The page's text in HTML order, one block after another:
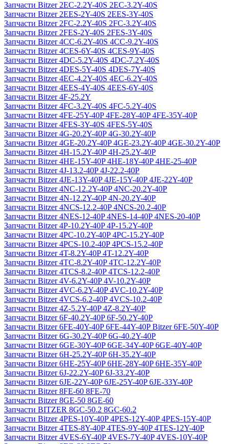
Запчасти Bitzer 2EC-2.2Y-40S 2EC-3.2Y-40S
Запчасти Bitzer 2EES-2Y-40S 2EES-3Y-40S
Запчасти Bitzer 2FC-2.2Y-40S 2FC-3.2Y-40S
Запчасти Bitzer 2FES-2Y-40S 2FES-3Y-40S
Запчасти Bitzer 4CC-6.2Y-40S 4CC-9.2Y-40S
Запчасти Bitzer 4CES-6Y-40S 4CES-9Y-40S
Запчасти Bitzer 4DC-5.2Y-40S 4DC-7.2Y-40S
Запчасти Bitzer 4DES-5Y-40S 4DES-7Y-40S
Запчасти Bitzer 4EC-4.2Y-40S 4EC-6.2Y-40S
Запчасти Bitzer 4EES-4Y-40S 4EES-6Y-40S
Запчасти Bitzer 4F-25.2Y
Запчасти Bitzer 4FC-3.2Y-40S 4FC-5.2Y-40S
Запчасти Bitzer 4FE-25Y-40P 4FE-28Y-40P 4FE-35Y-40P
Запчасти Bitzer 4FES-3Y-40S 4FES-5Y-40S
Запчасти Bitzer 4G-20.2Y-40P 4G-30.2Y-40P
Запчасти Bitzer 4GE-20.2Y-40P 4GE-23.2Y-40P 4GE-30.2Y-40P
Запчасти Bitzer 4H-15.2Y-40P 4H-25.2Y-40P
Запчасти Bitzer 4HE-15Y-40P 4HE-18Y-40P 4HE-25-40P
Запчасти Bitzer 4J‐13.2-40P 4J‐22.2-40P
Запчасти Bitzer 4JE-13Y-40P 4JE-15Y-40P 4JE-22Y-40P
Запчасти Bitzer 4NC-12.2Y-40P 4NC-20.2Y-40P
Запчасти Bitzer 4N-12.2Y-40P 4N-20.2Y-40P
Запчасти Bitzer 4NCS-12.2-40P 4NCS-20.2-40P
Запчасти Bitzer 4NES-12-40P 4NES-14-40P 4NES-20-40P
Запчасти Bitzer 4P-10.2Y-40P 4P-15.2Y-40P
Запчасти Bitzer 4PC-10.2Y-40P 4PC-15.2Y-40P
Запчасти Bitzer 4PCS-10.2-40P 4PCS-15.2-40P
Запчасти Bitzer 4T-8.2Y-40P 4T-12.2Y-40P
Запчасти Bitzer 4TC-8.2Y-40P 4TC-12.2Y-40P
Запчасти Bitzer 4TCS-8.2-40P 4TCS-12.2-40P
Запчасти Bitzer 4V-6.2Y-40P 4V-10.2Y-40P
Запчасти Bitzer 4VC-6.2Y-40P 4VC-10.2Y-40P
Запчасти Bitzer 4VCS-6.2-40P 4VCS-10.2-40P
Запчасти Bitzer 4Z-5.2Y-40P 4Z-8.2Y-40P
Запчасти Bitzer 6F-40.2Y-40P 6F-50.2Y-40P
Запчасти Bitzer 6FE-40Y-40P 6FE-44Y-40P Bitzer 6FE-50Y-40P
Запчасти Bitzer 6G-30.2Y-40P 6G-40.2Y-40P
Запчасти Bitzer 6GE-30Y-40P 6GE-34Y-40P 6GE-40Y-40P
Запчасти Bitzer 6H-25.2Y-40P 6H-35.2Y-40P
Запчасти Bitzer 6HE-25Y-40P 6HE-28Y-40P 6HE-35Y-40P
Запчасти Bitzer 6J-22.2Y-40P 6J-33.2Y-40P
Запчасти Bitzer 6JE-22Y-40P 6JE-25Y-40P 6JE-33Y-40P
Запчасти Bitzer 8FE-60 8FE-70
Запчасти Bitzer 8GE-50 8GE-60
Запчасти BITZER 8GC-50.2 8GC-60.2
Запчасти Bitzer 4PES-10Y-40P 4PES-12Y-40P 4PES-15Y-40P
Запчасти Bitzer 4TES-8Y-40P 4TES-9Y-40P 4TES-12Y-40P
Запчасти Bitzer 4VES-6Y-40P 4VES-7Y-40P 4VES-10Y-40P